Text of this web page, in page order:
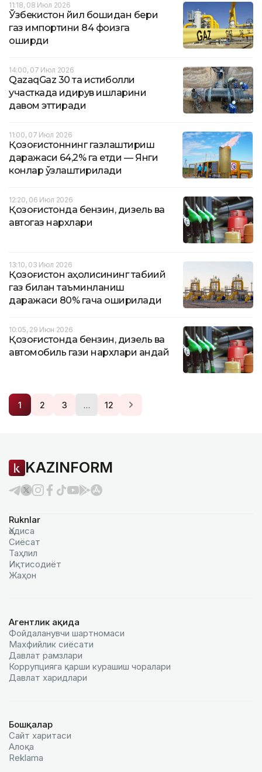
11:18, 08 Июл 2026
Ўзбекистон йил бошидан бери
газ импортини 84 фоизга
оширди
14:00, 07 Июл 2026
QazaqGaz 30 та истиқболли
участкада қидирув ишларини
давом эттиради
11:00, 07 Июл 2026
Қозоғистоннинг газлаштириш
даражаси 64,2% га етди — Янги
конлар ўзлаштирилади
12:20, 06 Июл 2026
Қозоғистонда бензин, дизель ва
автогаз нархлари
13:10, 03 Июл 2026
Қозоғистон аҳолисининг табиий
газ билан таъминланиш
даражаси 80% гача оширилади
10:05, 29 Июн 2026
Қозоғистонда бензин, дизель ва
автомобиль гази нархлари қандай
1 2 3 … 12
KAZINFORM
Ruknlar
Ҳодиса
Сиёсат
Таҳлил
Иқтисодиёт
Жаҳон
Агентлик ҳақида
Фойдаланувчи шартномаси
Махфийлик сиёсати
Давлат рамзлари
Коррупцияга қарши курашиш чоралари
Давлат харидлари
Бошқалар
Сайт харитаси
Алоқа
Reklamа